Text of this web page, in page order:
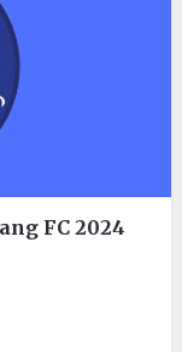
FC 2024